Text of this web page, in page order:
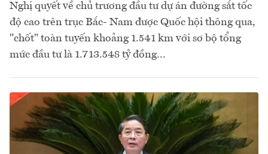
Nghị quyết về chủ trương đầu tư dự án đường sắt tốc
độ cao trên trục Bắc- Nam được Quốc hội thông qua,
"chốt" toàn tuyến khoảng 1.541 km với sơ bộ tổng
mức đầu tư là 1.713.548 tỷ đồng...